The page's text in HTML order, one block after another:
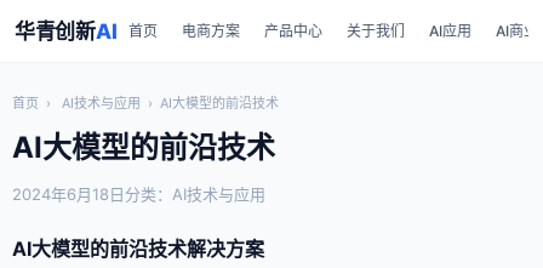
华青创新AI 首页 电商方案 产品中心 关于我们 AI应用 AI商业
首页 › AI技术与应用 › AI大模型的前沿技术
AI大模型的前沿技术
2024年6月18日分类：AI技术与应用
AI大模型的前沿技术解决方案